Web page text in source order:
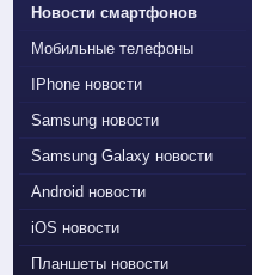
Новости смартфонов
Мобильные телефоны
IPhone новости
Samsung новости
Samsung Galaxy новости
Android новости
iOS новости
Планшеты новости